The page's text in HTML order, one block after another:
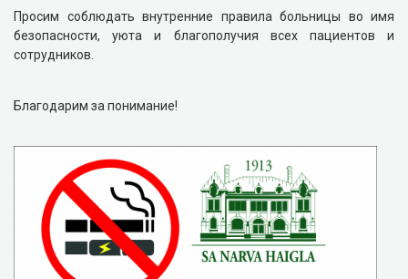
Просим соблюдать внутренние правила больницы во имя
безопасности, уюта и благополучия всех пациентов и
сотрудников.
Благодарим за понимание!